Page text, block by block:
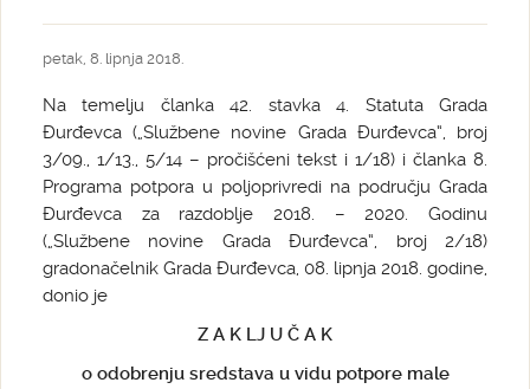
petak, 8. lipnja 2018.
Na temelju članka 42. stavka 4. Statuta Grada
Đurđevca („Službene novine Grada Đurđevca“, broj
3/09., 1/13., 5/14 – pročišćeni tekst i 1/18) i članka 8.
Programa potpora u poljoprivredi na području Grada
Đurđevca za razdoblje 2018. – 2020. Godinu
(„Službene novine Grada Đurđevca“, broj 2/18)
gradonačelnik Grada Đurđevca, 08. lipnja 2018. godine,
donio je
Z A K LJ U Č A K
o odobrenju sredstava u vidu potpore male